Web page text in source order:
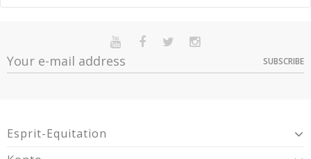
3953700
Warranty
Article 2-Year Warranty For Presumed Lack Of
Sur commande Indisponible
Option Quantité
Dispo
SUBSCRIBE
Esprit-Equitation